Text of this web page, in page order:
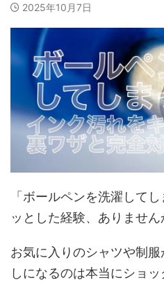
2025年10月7日
「ボールペンを洗濯して
ッとした経験、ありません
お気に入りのシャツや制
しになるのは本当にショッ